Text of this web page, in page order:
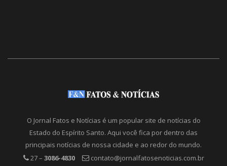
O Jornal Fatos e Notícias é um popular site de notícias do
Estado do Espírito Santo. Aqui você fica por dentro das
principais notícias de nossa cidade e ao redor do mundo.
27 – 3086-4830 contato@jornalfatosenoticias.com.br